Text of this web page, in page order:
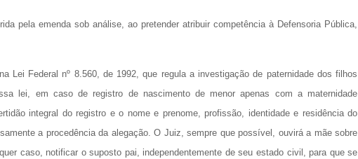
pela emenda sob análise, ao pretender atribuir competência à Defensoria Pública,
Lei Federal nº 8.560, de 1992, que regula a investigação de paternidade dos filhos
lei, em caso de registro de nascimento de menor apenas com a maternidade
integral do registro e o nome e prenome, profissão, identidade e residência do
a procedência da alegação. O Juiz, sempre que possível, ouvirá a mãe sobre
caso, notificar o suposto pai, independentemente de seu estado civil, para que se